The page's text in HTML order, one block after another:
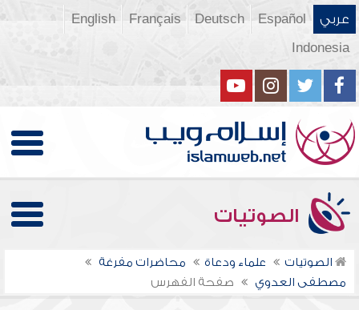
عربي Español
Deutsch
Français
English
Indonesia
الصوتيات
الصوتيات علماء ودعاة
محاضرات مفرغة
مصطفى العدوي
صفحة الفهرس